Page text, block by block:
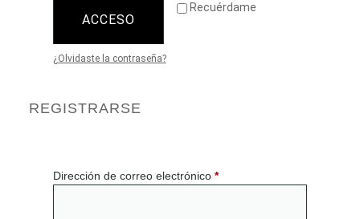
Recuérdame
ACCESO
¿Olvidaste la contraseña?
REGISTRARSE
Dirección de correo electrónico *